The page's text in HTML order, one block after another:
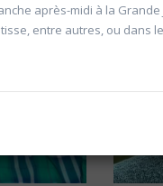
après-midi à la
entre autres, ou dans